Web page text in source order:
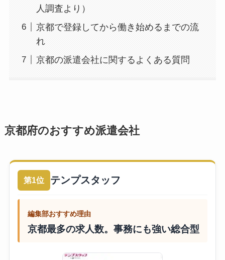
人調査より）
京都で登録してから働き始めるまでの流
れ
京都の派遣会社に関するよくある質問
京都府のおすすめ派遣会社
第1位 テンプスタッフ
編集部おすすめ理由
京都最多の求人数。事務にも強い総合型